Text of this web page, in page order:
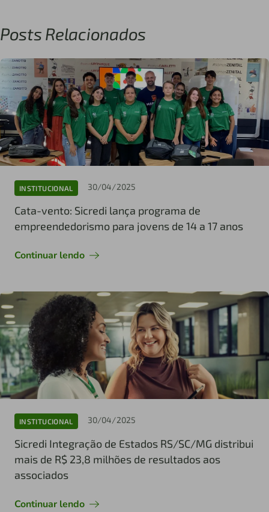
Posts Relacionados
INSTITUCIONAL 30/04/2025
Cata-vento: Sicredi lança programa de
empreendedorismo para jovens de 14 a 17 anos
Continuar lendo
INSTITUCIONAL 30/04/2025
Sicredi Integração de Estados RS/SC/MG distribui
mais de R$ 23,8 milhões de resultados aos
associados
Continuar lendo